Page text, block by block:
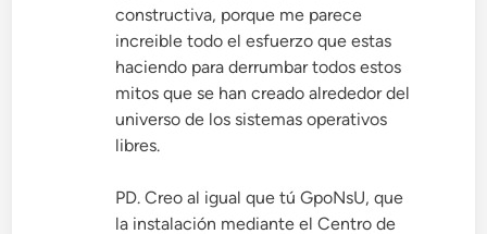
constructiva, porque me parece
increible todo el esfuerzo que estas
haciendo para derrumbar todos estos
mitos que se han creado alrededor del
universo de los sistemas operativos
libres.
PD. Creo al igual que tú GpoNsU, que
la instalación mediante el Centro de